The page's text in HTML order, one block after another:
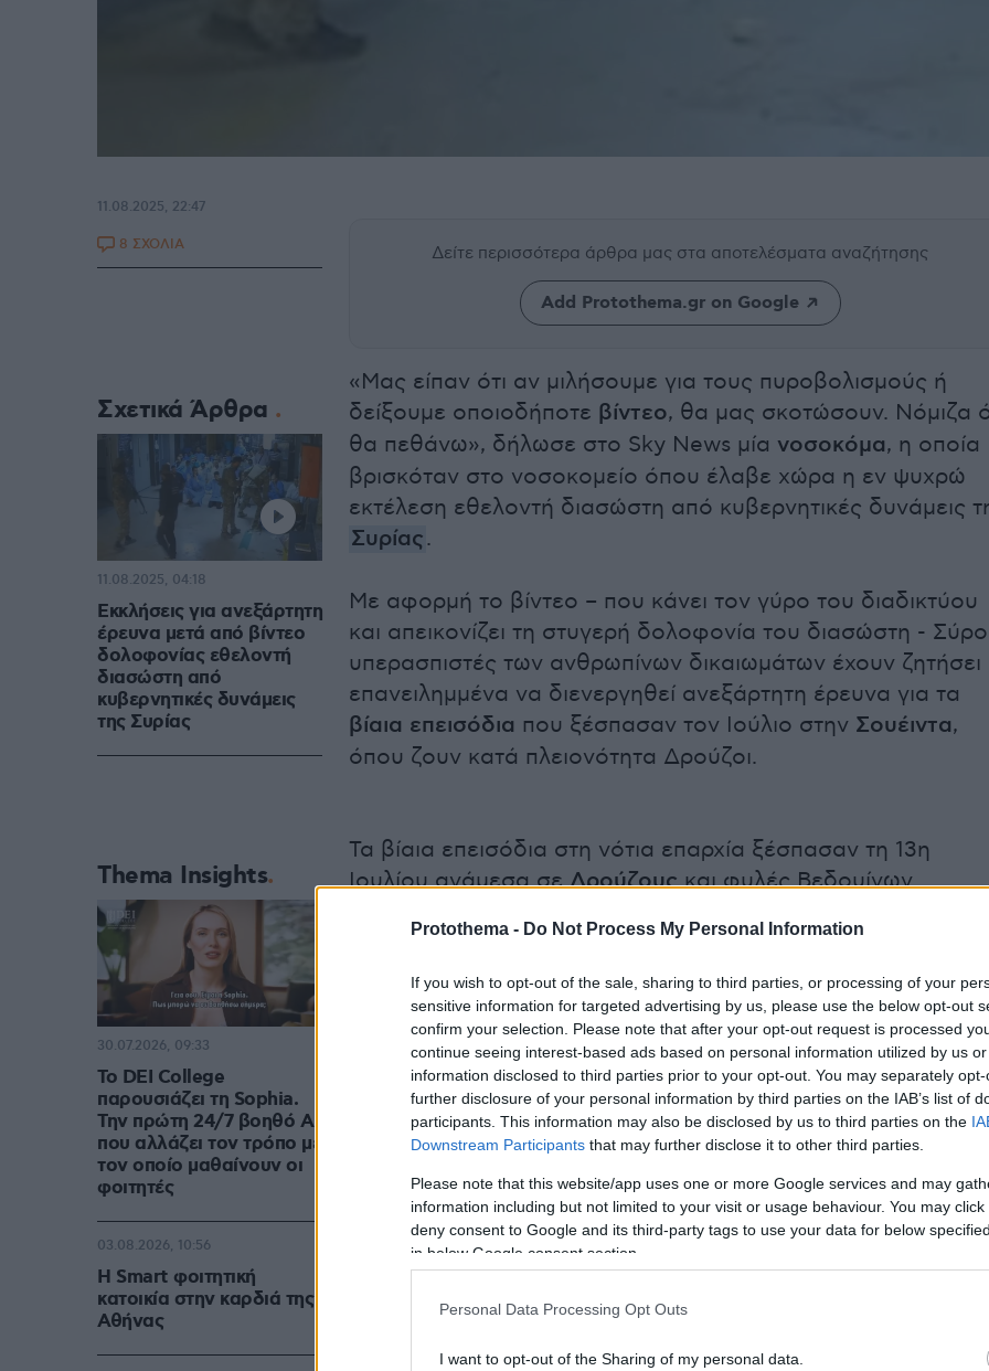
Protothema - Do Not Process My Personal Information
If you wish to opt-out of the sale, sharing to third parties, or processing of your
sensitive information for targeted advertising by us, please use the below opt-out
confirm your selection. Please note that after your opt-out request is processed
continue seeing interest-based ads based on personal information utilized by us
information disclosed to third parties prior to your opt-out. You may separately
further disclosure of your personal information by third parties on the IAB’s list of
participants. This information may also be disclosed by us to third parties on the
Downstream Participants that may further disclose it to other third parties.
Please note that this website/app uses one or more Google services and may
information including but not limited to your visit or usage behaviour. You may
deny consent to Google and its third-party tags to use your data for below
in below Google consent section.
Personal Data Processing Opt Outs
I want to opt-out of the Sharing of my personal data.
Δείτε περισσότερα άρθρα μας στα αποτελέσματα αναζήτησης
Add Protothema.gr on Google
«Μας είπαν ότι αν μιλήσουμε για τους πυροβολισμούς ή
δείξουμε οποιοδήποτε βίντεο, θα μας σκοτώσουν. Νόμιζα
θα πεθάνω», δήλωσε στο Sky News μία νοσοκόμα, η οποία
βρισκόταν στο νοσοκομείο όπου έλαβε χώρα η εν ψυχρώ
εκτέλεση εθελοντή διασώστη από κυβερνητικές δυνάμεις
Συρίας.
Με αφορμή το βίντεο – που κάνει τον γύρο του διαδικτύου
και απεικονίζει τη στυγερή δολοφονία του διασώστη -
υπερασπιστές των ανθρωπίνων δικαιωμάτων έχουν ζητήσει
επανειλημμένα να διενεργηθεί ανεξάρτητη έρευνα για τα
βίαια επεισόδια που ξέσπασαν τον Ιούλιο στην Σουέιντα,
όπου ζουν κατά πλειονότητα Δρούζοι.
Τα βίαια επεισόδια στη νότια επαρχία ξέσπασαν τη 13η
Ιουλίου ανάμεσα σεΔρούζουςκαι φυλές Βεδουίνων.
11.08.2025, 22:47
8 ΣΧΟΛΙΑ
Σχετικά Άρθρα
Εκκλήσεις για ανεξάρτητη
έρευνα μετά από βίντεο
δολοφονίας εθελοντή
διασώστη από
κυβερνητικές δυνάμεις
της Συρίας
11.08.2025, 04:18
Thema Insights
Το DEI College
παρουσιάζει τη Sophia.
Την πρώτη 24/7 βοηθό AI
που αλλάζει τον τρόπο με
τον οποίο μαθαίνουν οι
φοιτητές
30.07.2026, 09:33
Η Smart φοιτητική
κατοικία στην καρδιά της
Αθήνας
03.08.2026, 10:56